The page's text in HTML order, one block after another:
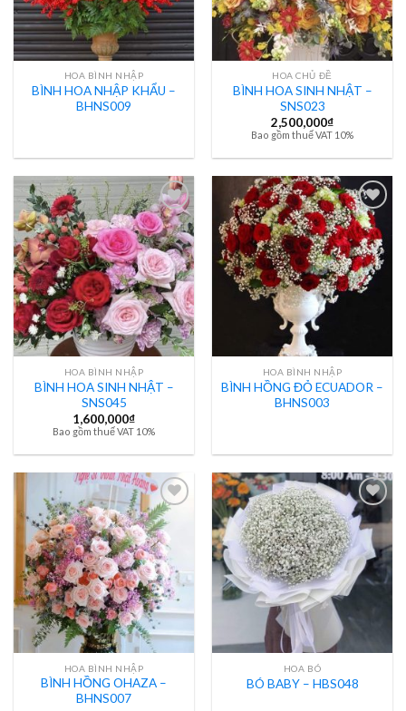
HOA BÌNH NHẬP
BÌNH HOA NHẬP KHẨU –
BHNS009
HOA CHỦ ĐỀ
BÌNH HOA SINH NHẬT –
SNS023
2,500,000₫
Bao gồm thuế VAT 10%
HOA BÌNH NHẬP
BÌNH HOA SINH NHẬT –
SNS045
1,600,000₫
Bao gồm thuế VAT 10%
HOA BÌNH NHẬP
BÌNH HỒNG ĐỎ ECUADOR –
BHNS003
HOA BÌNH NHẬP
BÌNH HỒNG OHAZA –
BHNS007
HOA BÓ
BÓ BABY – HBS048